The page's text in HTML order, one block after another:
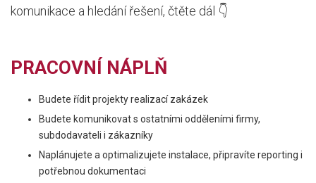
komunikace a hledání řešení, čtěte dál 👇
PRACOVNÍ NÁPLŇ
Budete řídit projekty realizací zakázek
Budete komunikovat s ostatními odděleními firmy,
subdodavateli i zákazníky
Naplánujete a optimalizujete instalace, připravíte reporting i
potřebnou dokumentaci